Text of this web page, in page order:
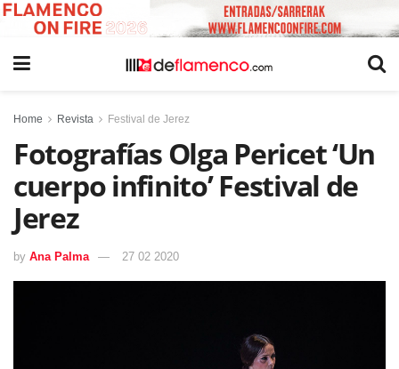
Home Revista Festival de Jerez
Fotografías Olga Pericet ‘Un
cuerpo infinito’ Festival de
Jerez
by Ana Palma 27 02 2020